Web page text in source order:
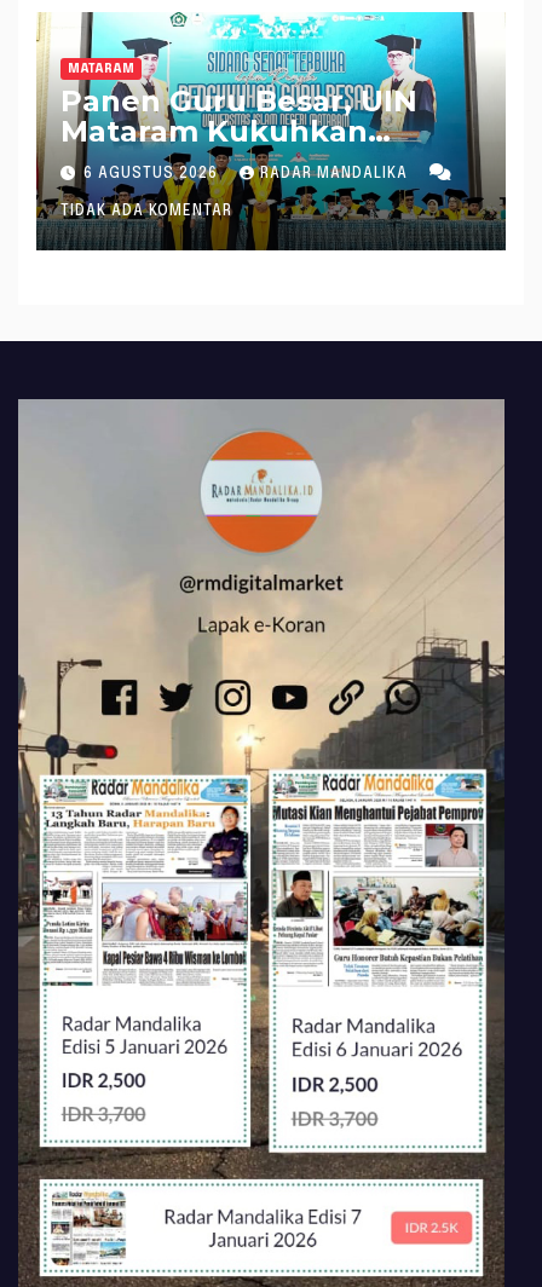
MATARAM
Panen Guru Besar, UIN
Mataram Kukuhkan
Profesor ke 72 dan 73
6 AGUSTUS 2026 RADAR MANDALIKA
TIDAK ADA KOMENTAR